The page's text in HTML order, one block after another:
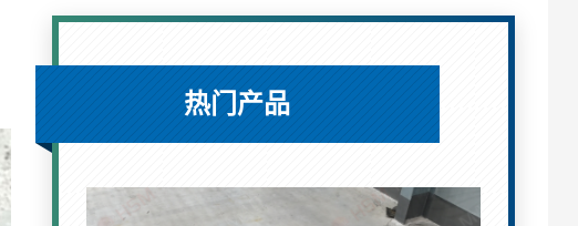
热门产品